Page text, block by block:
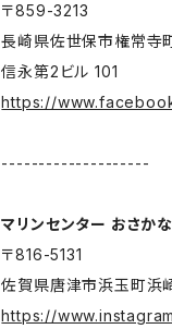
〒859-3213
長崎県佐世保市権常寺
信永第2ビル 101
https://
--------------------
マリンセンター おさか
〒816-5131
佐賀県唐津市浜玉町浜
https://